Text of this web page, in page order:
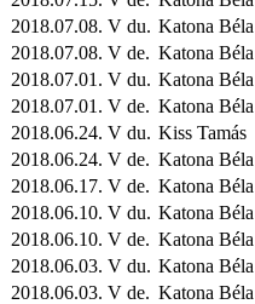
2018.07.08. V du. Katona Béla
2018.07.08. V de. Katona Béla
2018.07.01. V du. Katona Béla
2018.07.01. V de. Katona Béla
2018.06.24. V du. Kiss Tamás
2018.06.24. V de. Katona Béla
2018.06.17. V de. Katona Béla
2018.06.10. V du. Katona Béla
2018.06.10. V de. Katona Béla
2018.06.03. V du. Katona Béla
2018.06.03. V de. Katona Béla